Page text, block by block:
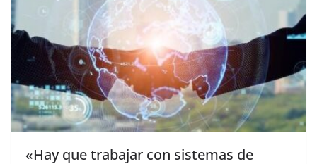
«Hay que trabajar con sistemas de